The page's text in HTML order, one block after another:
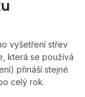
vyšetření střev
která se používá
přináší stejné
celý rok.